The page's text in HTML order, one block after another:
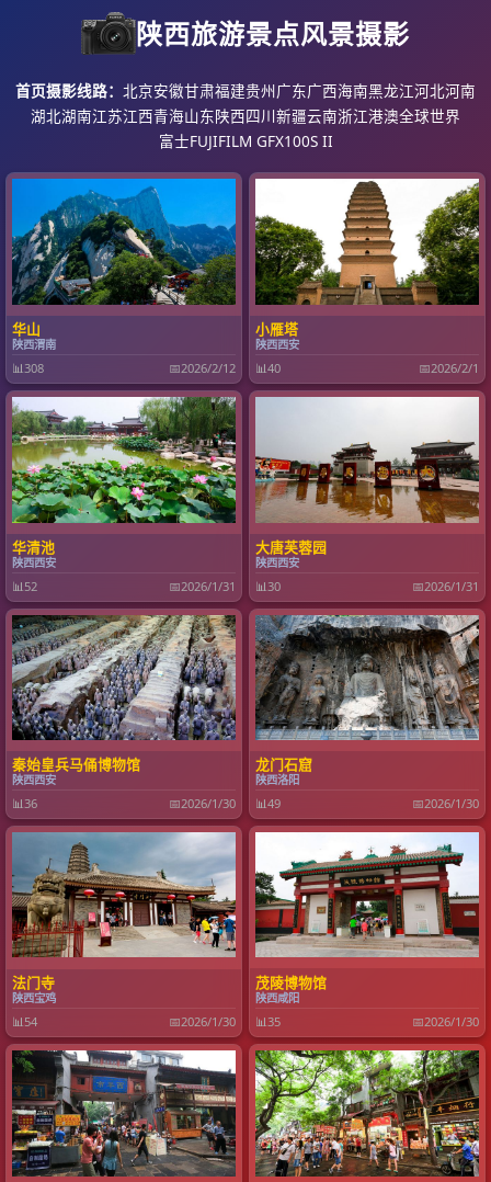
陕西旅游景点风景摄影
首页摄影线路： 北京安徽甘肃福建贵州广东广西海南黑龙江河北河南
湖北湖南江苏江西青海山东陕西四川新疆云南浙江港澳全球世界
富士FUJIFILM GFX100S II
华山
陕西渭南
📊 308 📅2026/2/12
小雁塔
陕西西安
📊40 📅2026/2/1
华清池
陕西西安
📊 52 📅2026/1/31
大唐芙蓉园
陕西西安
📊 30 📅2026/1/31
秦始皇兵马俑博物馆
陕西西安
📊36 📅2026/1/30
龙门石窟
陕西洛阳
📊49 📅2026/1/30
法门寺
陕西宝鸡
📊54 📅2026/1/30
茂陵博物馆
陕西咸阳
📊35 📅2026/1/30